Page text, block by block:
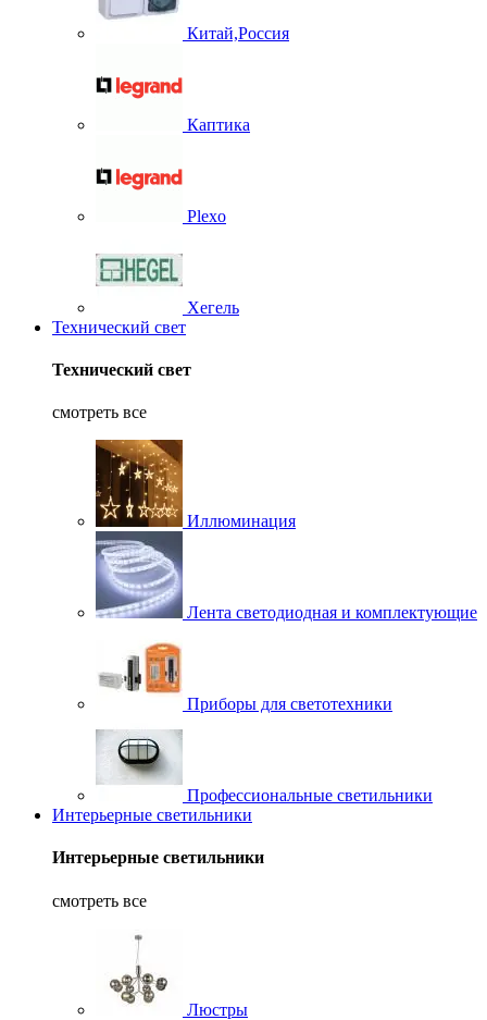
Китай,Россия
Каптика
Plexo
Хегель
Технический свет
Технический свет
смотреть все
Иллюминация
Лента светодиодная и комплектующие
Приборы для светотехники
Профессиональные светильники
Интерьерные светильники
Интерьерные светильники
смотреть все
Люстры